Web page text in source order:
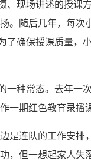
、现场讲述的授
。随后几年，每
了确保授课质量
一种常态。去年
一期红色教育录播
是连队的工作安
，但一想起家人失